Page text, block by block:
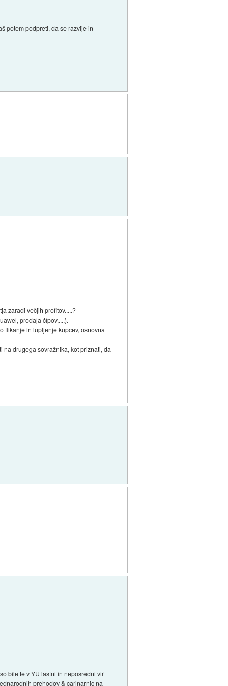
potem podpreti, da se razvije in
zaradi večjih profitov.....?
prodaja čipov,....).
flikanje in lupljenje kupcev, osnovna
drugega sovražnika, kot priznati, da
bile te v YU lastni in neposredni vir
prehodov & carinarnic na